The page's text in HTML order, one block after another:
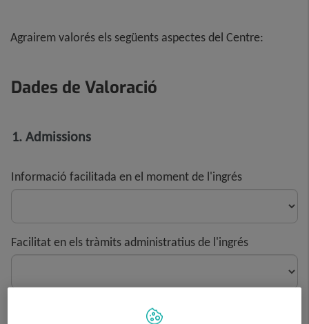
Agrairem valorés els següents aspectes del Centre:
Dades de Valoració
1. Admissions
Informació facilitada en el moment de l'ingrés
Facilitat en els tràmits administratius de l'ingrés
Valoració del temps d'espera durant els tràmits